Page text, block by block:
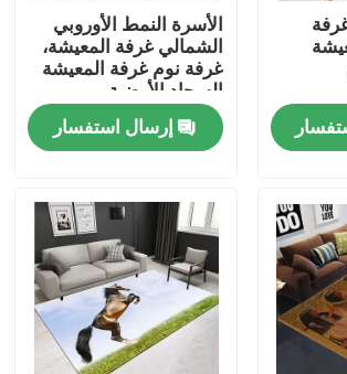
النوم
المعيشة
الأسرة النمط الأوروبي
الشمالي غرفة المعيشة،
غرفة نوم غرفة المعيشة
السجاد الأرضية
إرسال استفسار